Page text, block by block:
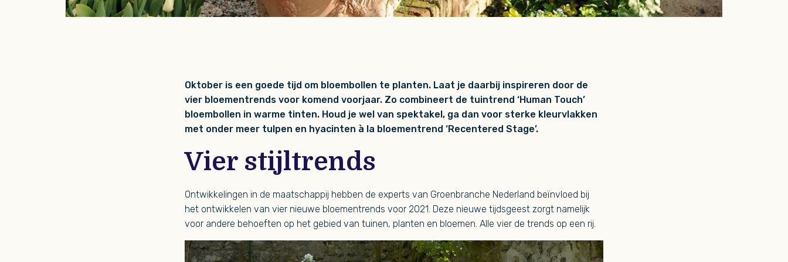
Oktober is een goede tijd om bloembollen te planten. Laat je daarbij inspireren door de
vier bloementrends voor komend voorjaar. Zo combineert de tuintrend ‘Human Touch’
bloembollen in warme tinten. Houd je wel van spektakel, ga dan voor sterke kleurvlakken
met onder meer tulpen en hyacinten à la bloementrend ‘Recentered Stage’.
Vier stijltrends
Ontwikkelingen in de maatschappij hebben de experts van Groenbranche Nederland beïnvloed bij
het ontwikkelen van vier nieuwe bloementrends voor 2021. Deze nieuwe tijdsgeest zorgt namelijk
voor andere behoeften op het gebied van tuinen, planten en bloemen. Alle vier de trends op een rij.